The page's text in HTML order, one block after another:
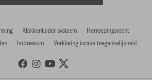
Klokkenluider systeem
Herroepingsrecht
Impressum Verklaring inzake toegankelijkheid